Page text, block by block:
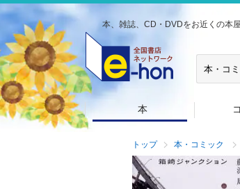
本、雑誌、CD・DVDをお近くの本
本
トップ 本・コミック